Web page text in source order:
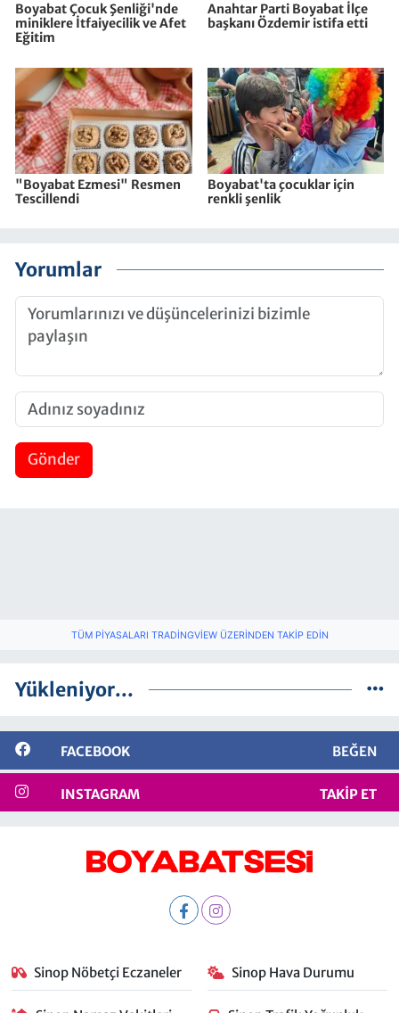
Boyabat Çocuk Şenliği'nde
miniklere İtfaiyecilik ve Afet
Eğitim
Anahtar Parti Boyabat İlçe
başkanı Özdemir istifa etti
"Boyabat Ezmesi" Resmen
Tescillendi
Boyabat'ta çocuklar için
renkli şenlik
Yorumlar
Gönder
TÜM PIYASALARI TRADINGVIEW ÜZERINDEN TAKIP EDIN
Yükleniyor...
FACEBOOK BEĞEN
INSTAGRAM TAKIP ET
Sinop Nöbetçi Eczaneler Sinop Hava Durumu